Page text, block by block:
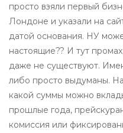
просто взяли первый
Лондоне и указали на
датой основания. НУ
настоящие?? И тут
даже не существуют.
либо просто выдуманы.
какой суммы можно
прошлые года,
комиссия или